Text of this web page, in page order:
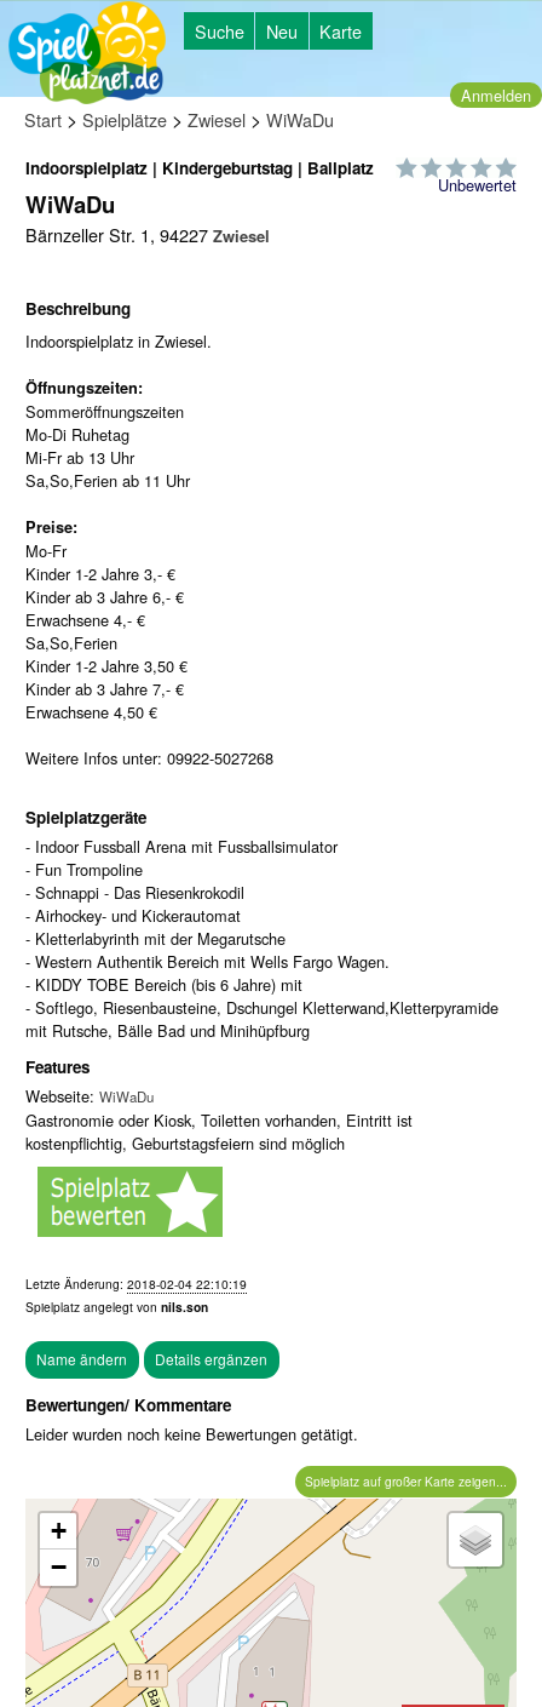
Suche Neu Karte
Anmelden
Start > Spielplätze > Zwiesel > WiWaDu
Unbewertet
Indoorspielplatz | Kindergeburtstag | Ballplatz
WiWaDu
Bärnzeller Str. 1, 94227 Zwiesel
Beschreibung
Indoorspielplatz in Zwiesel.
Öffnungszeiten:
Sommeröffnungszeiten
Mo-Di Ruhetag
Mi-Fr ab 13 Uhr
Sa,So,Ferien ab 11 Uhr
Preise:
Mo-Fr
Kinder 1-2 Jahre 3,- €
Kinder ab 3 Jahre 6,- €
Erwachsene 4,- €
Sa,So,Ferien
Kinder 1-2 Jahre 3,50 €
Kinder ab 3 Jahre 7,- €
Erwachsene 4,50 €
Weitere Infos unter: 09922-5027268
Spielplatzgeräte
- Indoor Fussball Arena mit Fussballsimulator
- Fun Trompoline
- Schnappi - Das Riesenkrokodil
- Airhockey- und Kickerautomat
- Kletterlabyrinth mit der Megarutsche
- Western Authentik Bereich mit Wells Fargo Wagen.
- KIDDY TOBE Bereich (bis 6 Jahre) mit
- Softlego, Riesenbausteine, Dschungel Kletterwand,Kletterpyramide
mit Rutsche, Bälle Bad und Minihüpfburg
Features
Webseite: WiWaDu
Gastronomie oder Kiosk, Toiletten vorhanden, Eintritt ist
kostenpflichtig, Geburtstagsfeiern sind möglich
Letzte Änderung: 2018-02-04 22:10:19
Spielplatz angelegt von nils.son
Bewertungen/ Kommentare
Leider wurden noch keine Bewertungen getätigt.
Spielplatz auf großer Karte zeigen...
+
−